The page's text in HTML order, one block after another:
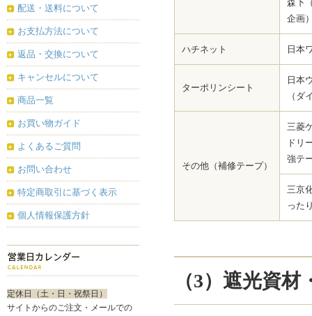
森下
企画
ハチネット 日本
ターポリンシート
日本
（ダ
その他（補修テープ）
三菱
ドリ
強テ
三京
った
（3）遮光資
配送・送料について
お支払方法について
返品・交換について
キャンセルについて
商品一覧
お買い物ガイド
よくあるご質問
お問い合わせ
特定商取引に基づく表示
個人情報保護方針
定休日（土・日・祝祭日）
サイトからのご注文・メールでの